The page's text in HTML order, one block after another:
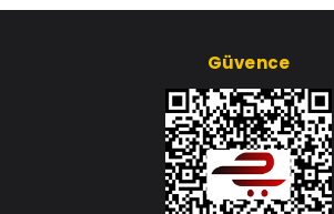
Güvence